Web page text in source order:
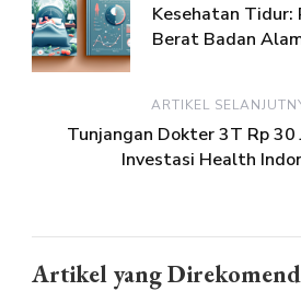
Kesehatan Tidur:
Berat Badan
ARTIKEL
Tunjangan Dokter 3T Rp 30
Investasi Health
Artikel yang